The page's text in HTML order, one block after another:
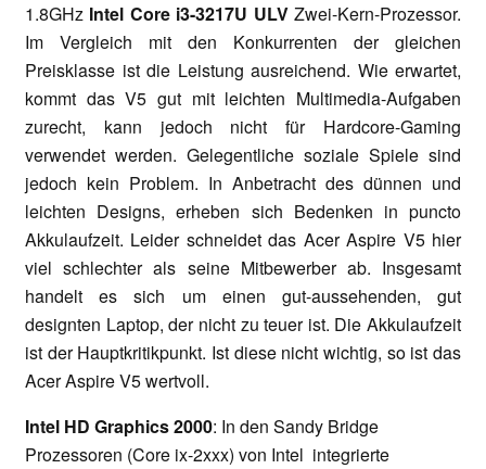
1.8GHz Intel Core i3-3217U ULVZwei-Kern-Prozessor.
Im Vergleich mit den Konkurrenten der gleichen
Preisklasse ist die Leistung ausreichend. Wie erwartet,
kommt das V5 gut mit leichten Multimedia-Aufgaben
zurecht, kann jedoch nicht für Hardcore-Gaming
verwendet werden. Gelegentliche soziale Spiele sind
jedoch kein Problem. In Anbetracht des dünnen und
leichten Designs, erheben sich Bedenken in puncto
Akkulaufzeit. Leider schneidet das Acer Aspire V5 hier
viel schlechter als seine Mitbewerber ab. Insgesamt
handelt es sich um einen gut-aussehenden, gut
designten Laptop, der nicht zu teuer ist. Die Akkulaufzeit
ist der Hauptkritikpunkt. Ist diese nicht wichtig, so ist das
Acer Aspire V5 wertvoll.
Intel HD Graphics 2000: In den Sandy Bridge
Prozessoren (Core ix-2xxx) von Intel integrierte